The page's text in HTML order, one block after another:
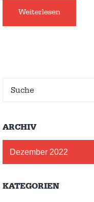
Weiterlesen
ARCHIV
KATEGORIEN